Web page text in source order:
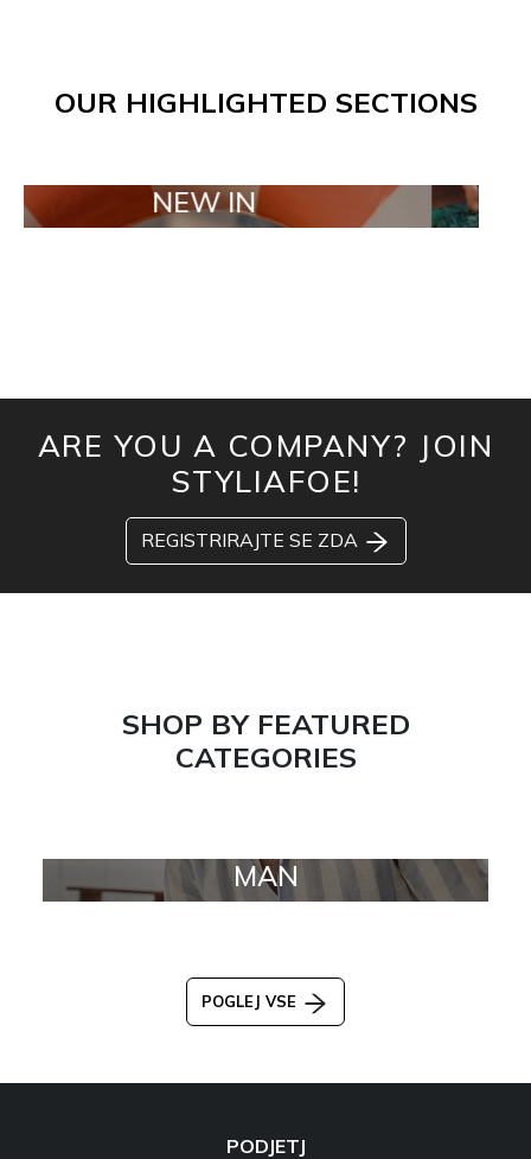
OUR HIGHLIGHTED SECTIONS
NEW IN TAILOR
ARE YOU A COMPANY? JOIN
STYLIAFOE!
REGISTRIRAJTE SE ZDA
SHOP BY FEATURED
CATEGORIES
MAN
POGLEJ VSE
PODJETJ